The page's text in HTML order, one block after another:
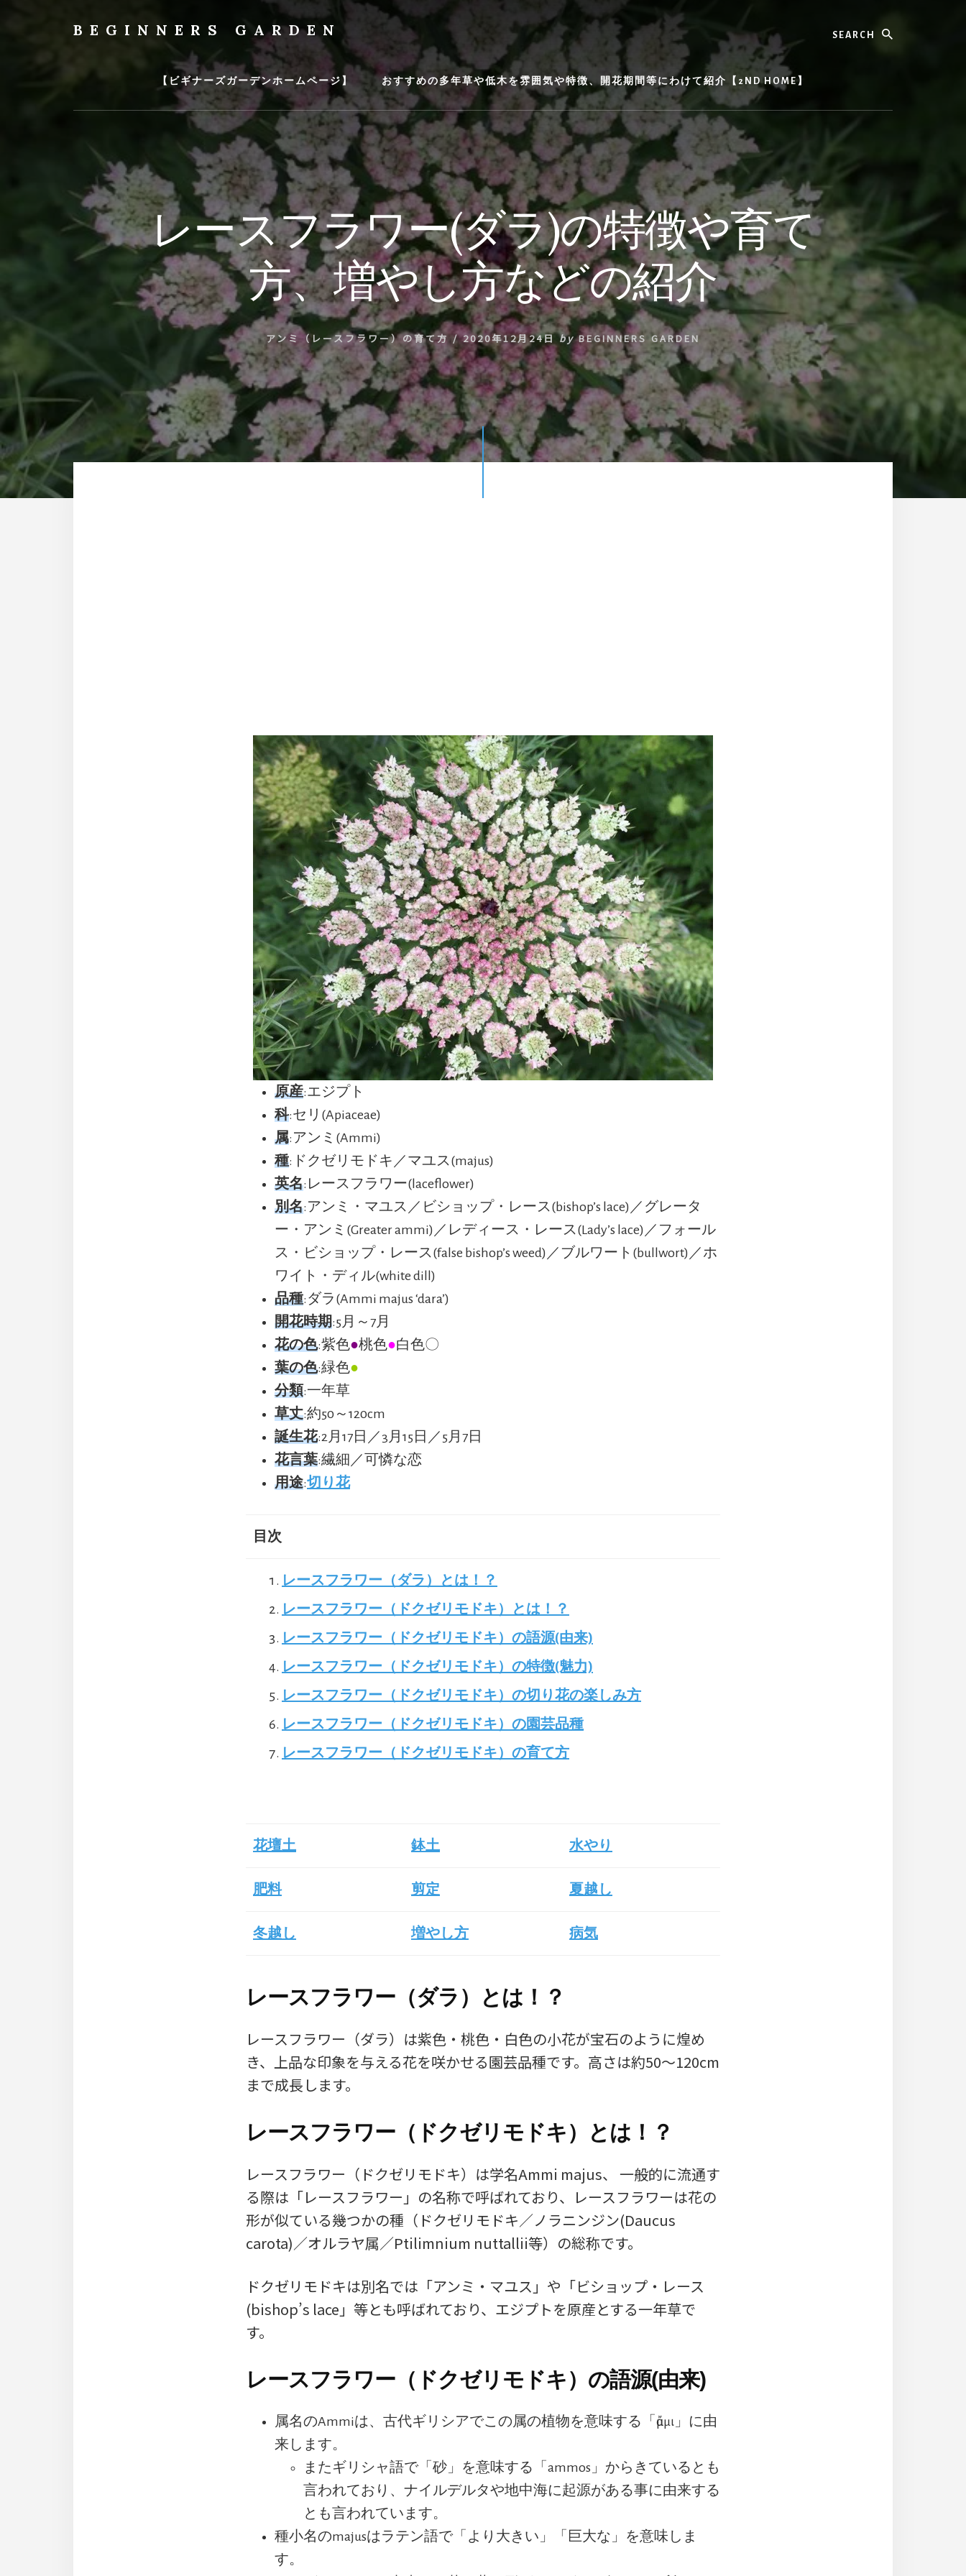
BEGINNERS GARDEN
の
類
の
紹
を
す
【ビギナーズガーデンホームページ】 おすすめの多年草や低木を雰囲気や特徴、開花期間等にわけて紹介【2ND HOME】
レースフラワー(ダラ)の特徴や育て
方、増やし方などの紹介
アンミ（レースフラワー）の育て方/ 2020年12月24日 by BEGINNERS GARDEN
原産:エジプト
科:セリ(Apiaceae)
属:アンミ(Ammi)
種:ドクゼリモドキ／マユス(majus)
英名:レースフラワー(laceflower)
別名:アンミ・マユス／ビショップ・レース(bishop’s lace)／グレータ
ー・アンミ(Greater ammi)／レディース・レース(Lady’s lace)／フォール
ス・ビショップ・レース(false bishop’s weed)／ブルワート(bullwort)／ホ
ワイト・ディル(white dill)
品種:ダラ(Ammi majus ‘dara’)
開花時期:5月～7月
花の色:紫色●桃色●白色〇
葉の色:緑色●
分類:一年草
草丈:約50～120cm
誕生花:2月17日／3月15日／5月7日
花言葉:繊細／可憐な恋
用途:切り花
目次
レースフラワー（ダラ）とは！？
レースフラワー（ドクゼリモドキ）とは！？
レースフラワー（ドクゼリモドキ）の語源(由来)
レースフラワー（ドクゼリモドキ）の特徴(魅力)
レースフラワー（ドクゼリモドキ）の切り花の楽しみ方
レースフラワー（ドクゼリモドキ）の園芸品種
レースフラワー（ドクゼリモドキ）の育て方
花壇土 鉢土 水やり
肥料 剪定 夏越し
冬越し 増やし方 病気
レースフラワー（ダラ）とは！？
レースフラワー（ダラ）は紫色・桃色・白色の小花が宝石のように煌め
き、上品な印象を与える花を咲かせる園芸品種です。高さは約50～120cm
まで成長します。
レースフラワー（ドクゼリモドキ）とは！？
レースフラワー（ドクゼリモドキ）は学名Ammi majus、 一般的に流通す
る際は「レースフラワー」の名称で呼ばれており、レースフラワーは花の
形が似ている幾つかの種（ドクゼリモドキ／ノラニンジン(Daucus
carota)／オルラヤ属／Ptilimnium nuttallii等）の総称です。
ドクゼリモドキは別名では「アンミ・マユス」や「ビショップ・レース
(bishop’s lace」等とも呼ばれており、エジプトを原産とする一年草で
す。
レースフラワー（ドクゼリモドキ）の語源(由来)
属名のAmmiは、古代ギリシアでこの属の植物を意味する「ἄμμι」に由
来します。
またギリシャ語で「砂」を意味する「ammos」からきているとも
言われており、ナイルデルタや地中海に起源がある事に由来する
とも言われています。
種小名のmajusはラテン語で「より大きい」「巨大な」を意味しま
す。